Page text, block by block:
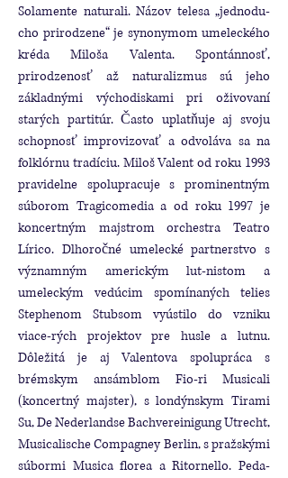
Solamente naturali. Názov telesa „jednodu-
cho prirodzene“ je synonymom umeleckého
kréda Miloša Valenta. Spontánnosť,
prirodzenosť až naturalizmus sú jeho
základnými východiskami pri oživovaní
starých partitúr. Často uplatňuje aj svoju
schopnosť improvizovať a odvoláva sa na
folklórnu tradíciu. Miloš Valent od roku 1993
pravidelne spolupracuje s prominentným
súborom Tragicomedia a od roku 1997 je
koncertným majstrom orchestra Teatro
Lírico. Dlhoročné umelecké partnerstvo s
významným americkým lut-nistom a
umeleckým vedúcim spomínaných telies
Stephenom Stubsom vyústilo do vzniku
viace-rých projektov pre husle a lutnu.
Dôležitá je aj Valentova spolupráca s
brémskym ansámblom Fio-ri Musicali
(koncertný majster), s londýnskym Tirami
Su, De Nederlandse Bachvereinigung Utrecht,
Musicalische Compagney Berlin, s pražskými
súbormi Musica florea a Ritornello. Peda-